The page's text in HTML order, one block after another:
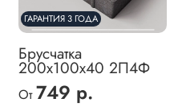
ГАРАНТИЯ 3 ГОДА
Брусчатка
200х100х40 2П4Ф
От 749 р.